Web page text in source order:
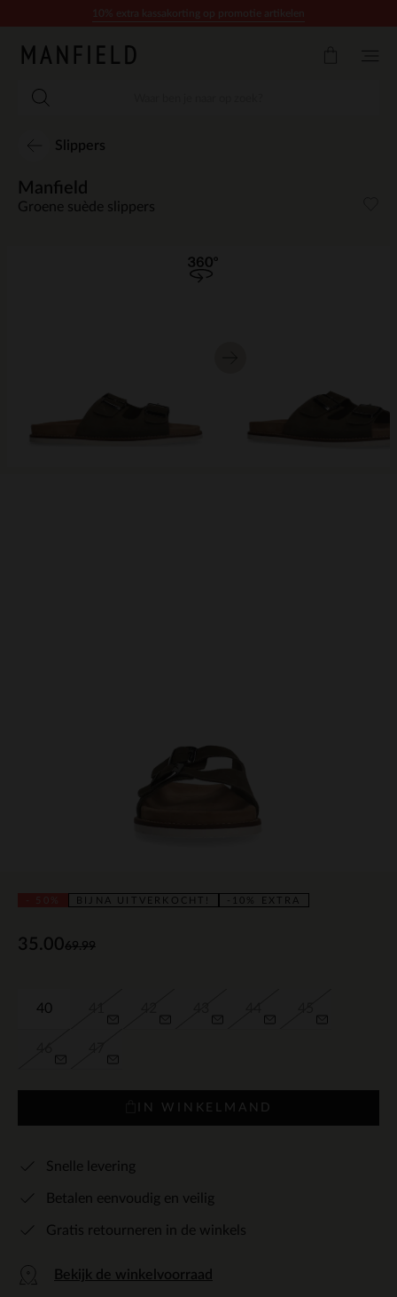
Slippers
BIJNA UITVERKOCHT! -10% EXTRA
Manfield
Groene suède slippers
69.99
35.00
40
IN WINKELMAND
Snelle levering
Betalen eenvoudig en veilig
Gratis retourneren in de winkels
Bekijk de winkelvoorraad